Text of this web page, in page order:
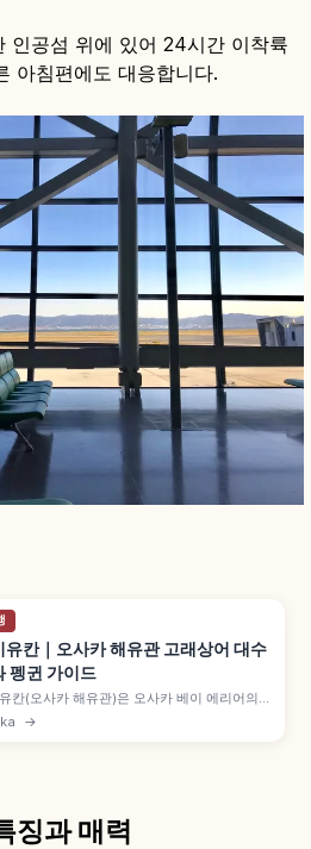
인공섬 위에 있어 24시간 이착륙
아침편에도 대응합니다.
유칸｜오사카 해유관 고래상어 대수
펭귄 가이드
칸(오사카 해유관)은 오사카 베이 에리어의
족관입니다. 태평양 대수조의 고래상어, 그
→
징과 매력